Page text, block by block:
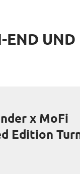
END
x MoFi
Edition